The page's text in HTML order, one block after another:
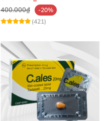
400.000₫
-20%
(421)